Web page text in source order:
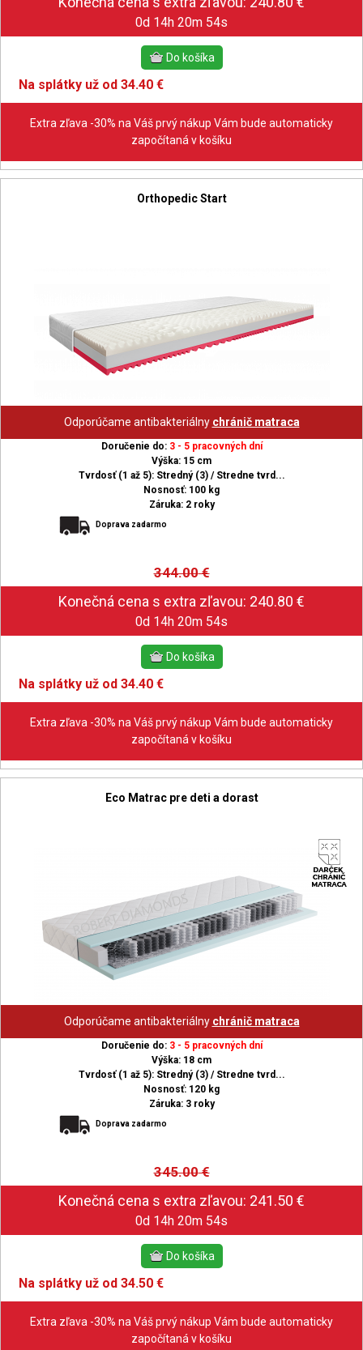
0d 14h 20m 53s
Na splátky už od 34.40 €
Extra zľava -30% na Váš prvý nákup Vám bude automaticky
započítaná v košíku
Orthopedic Start
Odporúčame antibakteriálny chránič matraca
Doručenie do: 3 - 5 pracovných dní
Výška: 15 cm
Tvrdosť (1 až 5): Stredný (3) / Stredne tvrd...
Nosnosť: 100 kg
Záruka: 2 roky
Doprava zadarmo
344.00€
0d 14h 20m 53s
Na splátky už od 34.40 €
Extra zľava -30% na Váš prvý nákup Vám bude automaticky
započítaná v košíku
Eco Matrac pre deti a dorast
Odporúčame antibakteriálny chránič matraca
Doručenie do: 3 - 5 pracovných dní
Výška: 18 cm
Tvrdosť (1 až 5): Stredný (3) / Stredne tvrd...
Nosnosť: 120 kg
Záruka: 3 roky
Doprava zadarmo
345.00€
0d 14h 20m 53s
Na splátky už od 34.50 €
Extra zľava -30% na Váš prvý nákup Vám bude automaticky
započítaná v košíku